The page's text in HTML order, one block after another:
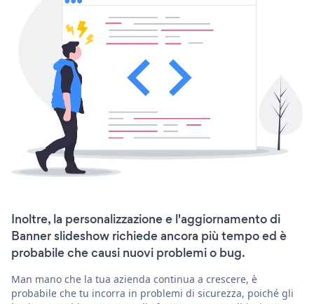
Inoltre, la personalizzazione e l'aggiornamento di
Banner slideshow richiede ancora più tempo ed è
probabile che causi nuovi problemi o bug.
Man mano che la tua azienda continua a crescere, è
probabile che tu incorra in problemi di sicurezza, poiché gli